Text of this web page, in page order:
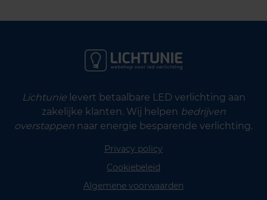
Lichtunielevert betaalbare LED verlichting aan
zakelijke klanten. Wij helpen bedrijven
overstappen naar energie besparende verlichting.
Privacy policy
Cookiebeleid
Algemene voorwaarden